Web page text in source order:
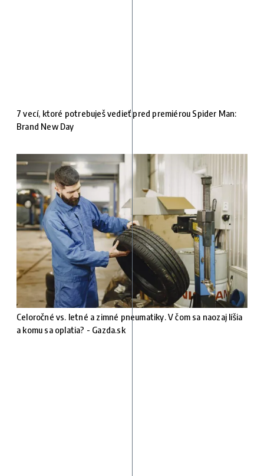
7 vecí, ktoré potrebuješ vedieť pred premiérou Spider Man:
Brand New Day
Celoročné vs. letné a zimné pneumatiky. V čom sa naozaj líšia
a komu sa oplatia? - Gazda.sk